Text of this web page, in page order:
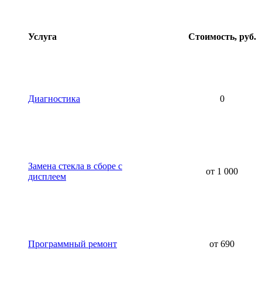
Услуга Стоимость, руб.
Диагностика 0
Замена стекла в сборе с
дисплеем
от 1 000
Программный ремонт от 690